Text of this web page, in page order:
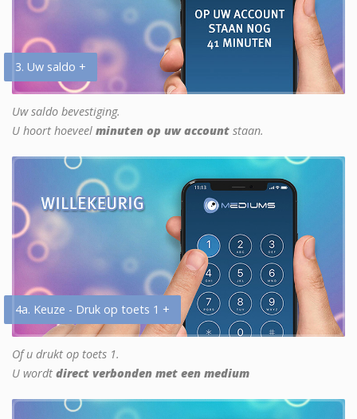
3. Uw saldo +
Uw saldo bevestiging.
U hoort hoeveel minuten op uw account staan.
4a. Keuze - Druk op toets 1 +
Of u drukt op toets 1.
U wordt direct verbonden met een medium